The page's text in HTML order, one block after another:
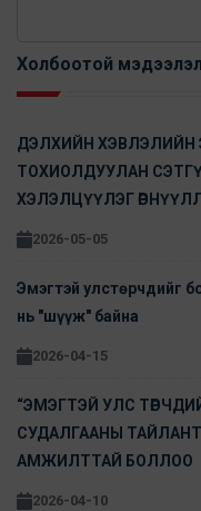
Холбоотой мэдээлэл
ДЭЛХИЙН ХЭВЛЭЛИЙН
ТОХИОЛДУУЛАН
ХЭЛЭЛЦҮҮЛЭГ
2026-05-05
Эмэгтэй улстөрчдийг
нь "шүүж" байна
2026-04-15
“ЭМЭГТЭЙ УЛС
СУДАЛГААНЫ
АМЖИЛТТАЙ БОЛЛОО
2026-04-10